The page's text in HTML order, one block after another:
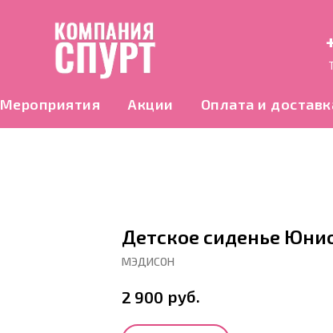
Мероприятия Акции Оплата и
Детское сиденье
МЭДИСОН
2 900 руб.